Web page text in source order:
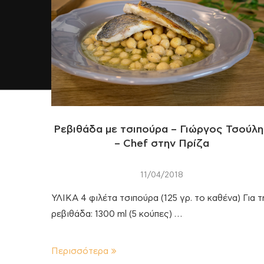
Ρεβιθάδα με τσιπούρα – Γιώργος
– Chef στην Πρίζα
11/04/2018
ΥΛΙΚΑ 4 φιλέτα τσιπούρα (125 γρ. το καθένα) Για
ρεβιθάδα: 1300 ml (5 κούπες) …
Περισσότερα